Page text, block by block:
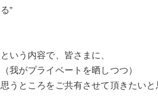
る”
という内容で、皆さまに、
（我がプライベートを晒しつつ）
思うところをご共有させて頂きたいと